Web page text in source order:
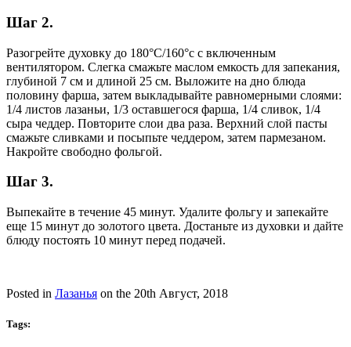
Шаг 2.
Разогрейте духовку до 180°C/160°с с включенным
вентилятором. Слегка смажьте маслом емкость для запекания,
глубиной 7 см и длиной 25 см. Выложите на дно блюда
половину фарша, затем выкладывайте равномерными слоями:
1/4 листов лазаньи, 1/3 оставшегося фарша, 1/4 сливок, 1/4
сыра чеддер. Повторите слои два раза. Верхний слой пасты
смажьте сливками и посыпьте чеддером, затем пармезаном.
Накройте свободно фольгой.
Шаг 3.
Выпекайте в течение 45 минут. Удалите фольгу и запекайте
еще 15 минут до золотого цвета. Достаньте из духовки и дайте
блюду постоять 10 минут перед подачей.
Posted in Лазанья on the 20th Август, 2018
Tags: